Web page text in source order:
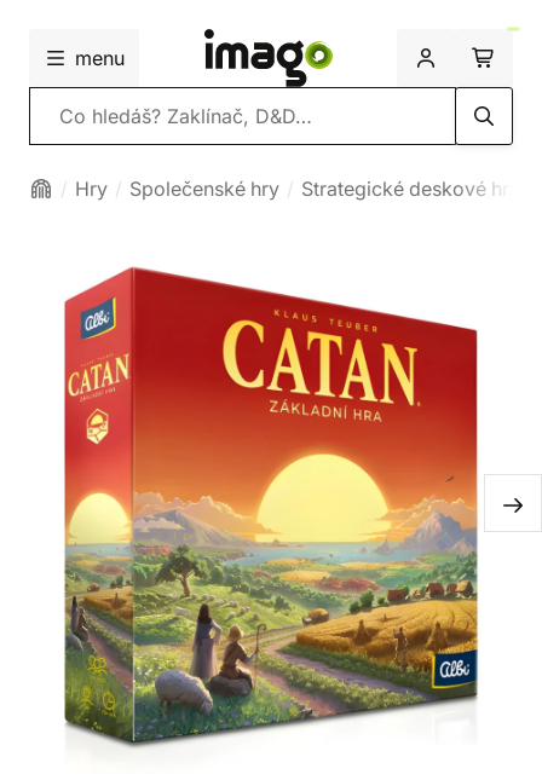
menu
Vyhledávání
Hry Společenské hry Strategické deskové hry